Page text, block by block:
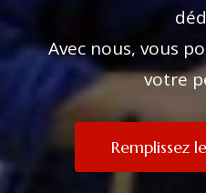
Avec nous, vous
votre
Remplissez